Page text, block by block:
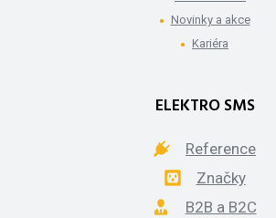
Novinky a akce
Kariéra
ELEKTRO SMS
Reference
Značky
B2B a B2C